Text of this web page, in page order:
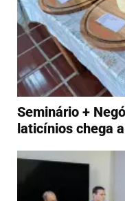
Seminário +
laticínios chega